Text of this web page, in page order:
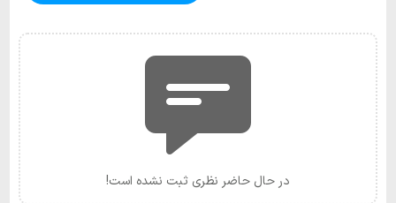
در حال حاضر نظری ثبت نشده است!